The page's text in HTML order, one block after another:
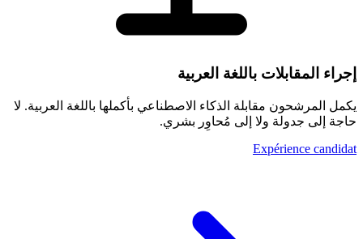
إجراء المقابلات باللغة العربية
يكمل المرشحون مقابلة الذكاء الاصطناعي بأكملها باللغة العربية. لا
حاجة إلى جدولة ولا إلى مُحاوِر بشري.
Expérience candidat